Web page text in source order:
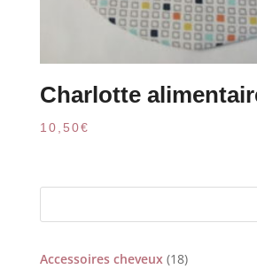
Charlotte
10,50€
Accessoires cheveux 1818